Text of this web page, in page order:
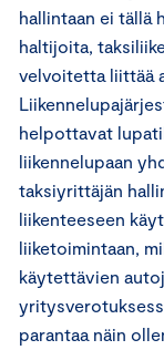
hallintaan ei tällä
haltijoita,
velvoitetta liittää
helpottavat
liikennelupaan
taksiyrittäjän
liikenteeseen
liiketoimintaan,
käytettävien
parantaa näin